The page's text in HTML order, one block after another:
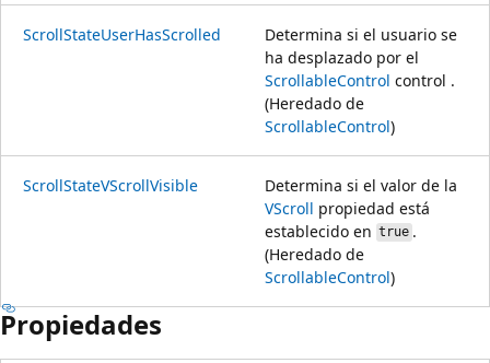
ScrollStateUserHasScrolled
Determina si el usuario se
ha desplazado por el
ScrollableControl control .
(Heredado de
ScrollableControl)
ScrollStateVScrollVisible
Determina si el valor de la
VScroll propiedad está
establecido en true.
(Heredado de
ScrollableControl)
Propiedades